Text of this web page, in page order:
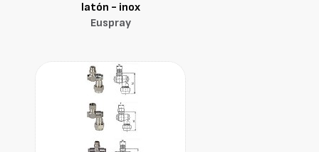
latón - inox
Euspray